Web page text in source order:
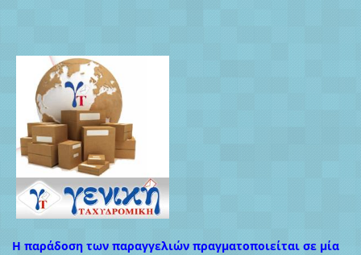
Η παράδοση των παραγγελιών πραγματοποιείται σε μία